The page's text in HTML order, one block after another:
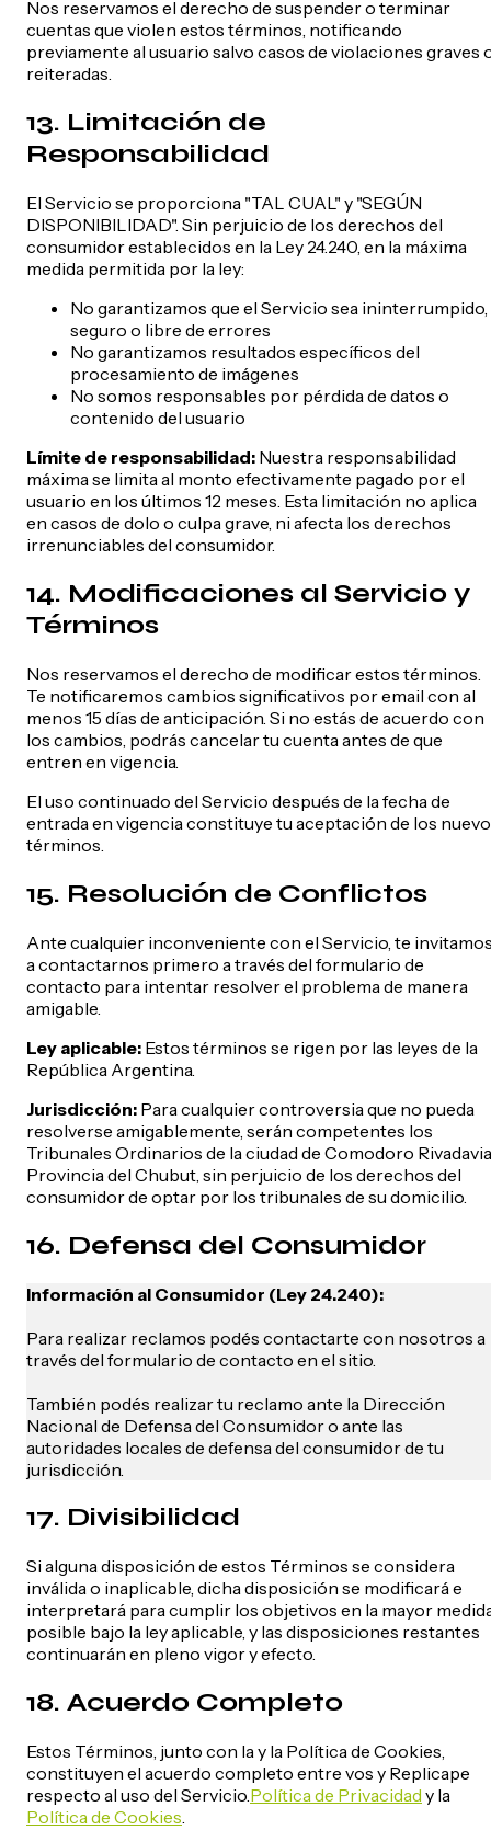
Nos reservamos el derecho de suspender o terminar
cuentas que violen estos términos, notificando
previamente al usuario salvo casos de violaciones graves
reiteradas.
13. Limitación de
Responsabilidad
El Servicio se proporciona "TAL CUAL" y "SEGÚN
DISPONIBILIDAD". Sin perjuicio de los derechos del
consumidor establecidos en la Ley 24.240, en la máxima
medida permitida por la ley:
No garantizamos que el Servicio sea ininterrumpido,
seguro o libre de errores
No garantizamos resultados específicos del
procesamiento de imágenes
No somos responsables por pérdida de datos o
contenido del usuario
Límite de responsabilidad: Nuestra responsabilidad
máxima se limita al monto efectivamente pagado por el
usuario en los últimos 12 meses. Esta limitación no aplica
en casos de dolo o culpa grave, ni afecta los derechos
irrenunciables del consumidor.
14. Modificaciones al Servicio y
Términos
Nos reservamos el derecho de modificar estos términos.
Te notificaremos cambios significativos por email con al
menos 15 días de anticipación. Si no estás de acuerdo con
los cambios, podrás cancelar tu cuenta antes de que
entren en vigencia.
El uso continuado del Servicio después de la fecha de
entrada en vigencia constituye tu aceptación de los
términos.
15. Resolución de Conflictos
Ante cualquier inconveniente con el Servicio, te
a contactarnos primero a través del formulario de
contacto para intentar resolver el problema de manera
amigable.
Ley aplicable: Estos términos se rigen por las leyes de la
República Argentina.
Jurisdicción: Para cualquier controversia que no pueda
resolverse amigablemente, serán competentes los
Tribunales Ordinarios de la ciudad de Comodoro
Provincia del Chubut, sin perjuicio de los derechos del
consumidor de optar por los tribunales de su domicilio.
16. Defensa del Consumidor
Información al Consumidor (Ley 24.240):
Para realizar reclamos podés contactarte con nosotros a
través del formulario de contacto en el sitio.
También podés realizar tu reclamo ante la Dirección
Nacional de Defensa del Consumidor o ante las
autoridades locales de defensa del consumidor de tu
jurisdicción.
17. Divisibilidad
Si alguna disposición de estos Términos se considera
inválida o inaplicable, dicha disposición se modificará e
interpretará para cumplir los objetivos en la mayor
posible bajo la ley aplicable, y las disposiciones restantes
continuarán en pleno vigor y efecto.
18. Acuerdo Completo
Estos Términos, junto con la y la Política de Cookies,
constituyen el acuerdo completo entre vos y Replicape
respecto al uso del Servicio.Política de Privacidad y la
Política de Cookies.